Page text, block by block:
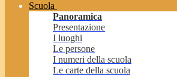
Scuola
Panoramica
Presentazione
I luoghi
Le persone
I numeri della scuola
Le carte della scuola